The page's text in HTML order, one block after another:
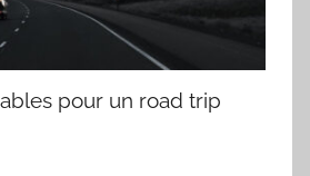
pour un road trip